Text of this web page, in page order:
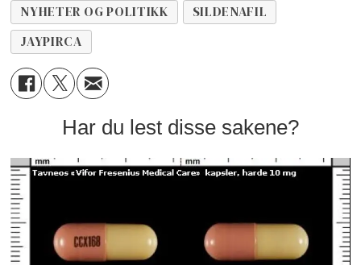
NYHETER OG POLITIKK
SILDENAFIL
JAYPIRCA
Har du lest disse sakene?